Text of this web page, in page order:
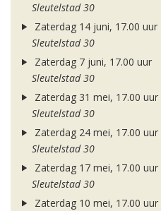
Sleutelstad 30
Zaterdag 14 juni, 17.00 uur
Sleutelstad 30
Zaterdag 7 juni, 17.00 uur
Sleutelstad 30
Zaterdag 31 mei, 17.00 uur
Sleutelstad 30
Zaterdag 24 mei, 17.00 uur
Sleutelstad 30
Zaterdag 17 mei, 17.00 uur
Sleutelstad 30
Zaterdag 10 mei, 17.00 uur